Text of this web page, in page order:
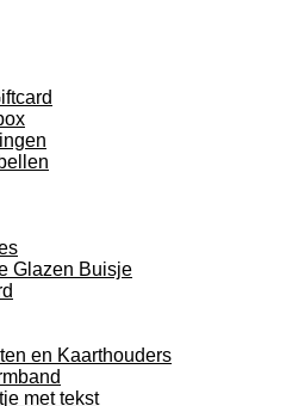
Glazen Buisje
en Kaarthouders
met tekst